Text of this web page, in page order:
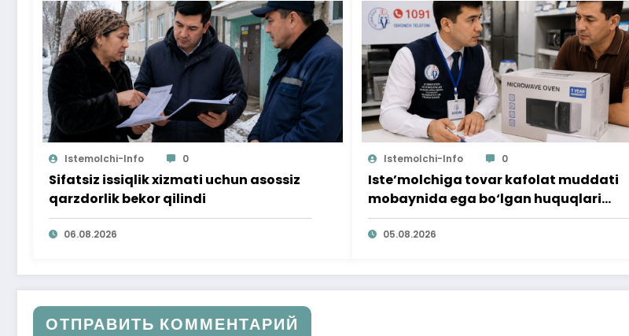
Istemolchi-Info 0
Sifatsiz issiqlik xizmati uchun asossiz
qarzdorlik bekor qilindi
06.08.2026
Istemolchi-Info 0
Iste’molchiga tovar kafolat muddati
mobaynida ega bo‘lgan huquqlari
ta’minlab berildi
05.08.2026
ОТПРАВИТЬ КОММЕНТАРИЙ